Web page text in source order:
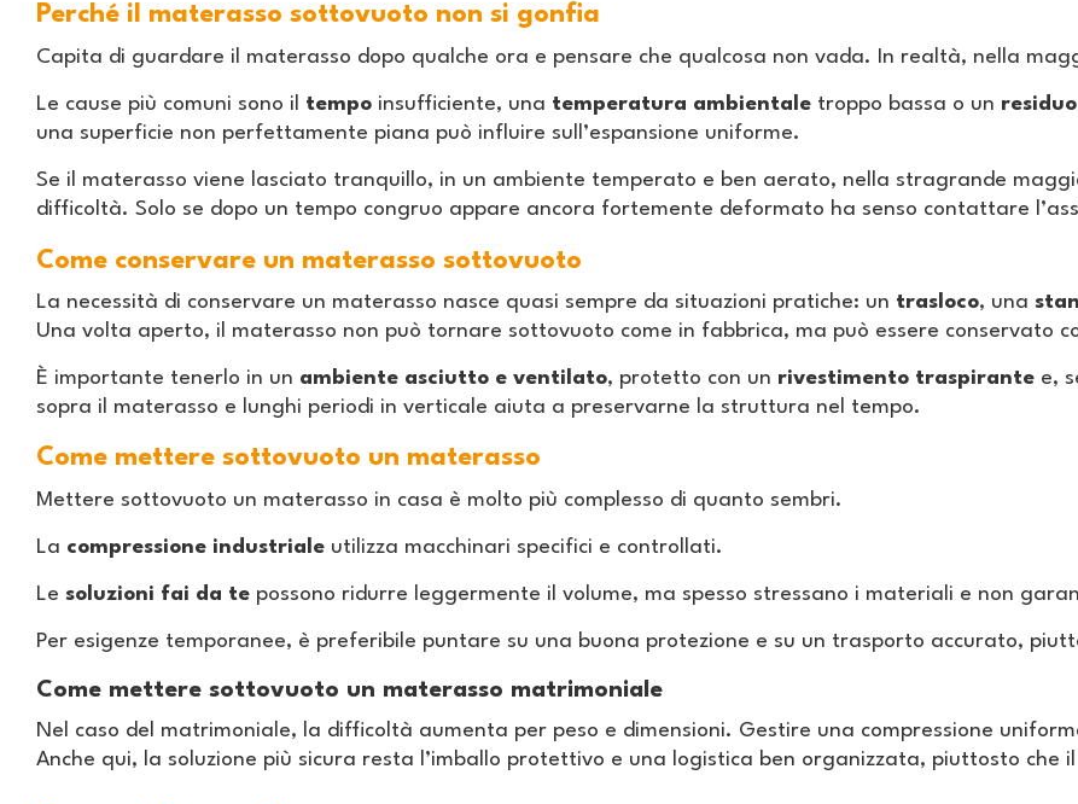
Perché il materasso sottovuoto non si gonfia
Capita di guardare il materasso dopo qualche ora e pensare che qualcosa non vada. In realtà, nella
Le cause più comuni sono il tempo insufficiente, una temperatura ambientale troppo bassa o un
una superficie non perfettamente piana può influire sull’espansione uniforme.
Se il materasso viene lasciato tranquillo, in un ambiente temperato e ben aerato, nella stragrande
difficoltà. Solo se dopo un tempo congruo appare ancora fortemente deformato ha senso contattare
Come conservare un materasso sottovuoto
La necessità di conservare un materasso nasce quasi sempre da situazioni pratiche: un trasloco, una
Una volta aperto, il materasso non può tornare sottovuoto come in fabbrica, ma può essere conservato
È importante tenerlo in un ambiente asciutto e ventilato, protetto con un rivestimento traspirante e,
sopra il materasso e lunghi periodi in verticale aiuta a preservarne la struttura nel tempo.
Come mettere sottovuoto un materasso
Mettere sottovuoto un materasso in casa è molto più complesso di quanto sembri.
La compressione industriale utilizza macchinari specifici e controllati.
Le soluzioni fai da te possono ridurre leggermente il volume, ma spesso stressano i materiali e non
Per esigenze temporanee, è preferibile puntare su una buona protezione e su un trasporto accurato,
Come mettere sottovuoto un materasso matrimoniale
Nel caso del matrimoniale, la difficoltà aumenta per peso e dimensioni. Gestire una compressione
Anche qui, la soluzione più sicura resta l’imballo protettivo e una logistica ben organizzata, piuttosto che